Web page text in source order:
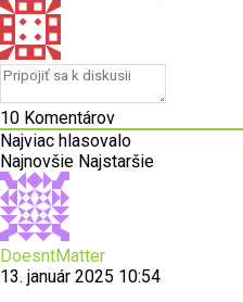
10 Komentárov
Najviac hlasovalo
Najnovšie Najstaršie
DoesntMatter
13. január 2025 10:54